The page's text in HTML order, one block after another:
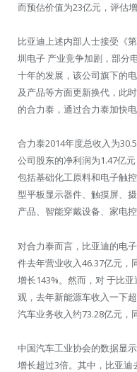
而预估价值为23亿元，评估增
比亚迪上述内部人士接受《
圳电子 产业竞争加剧，部分
十年的发展，该公司旗下的
及产品等方面更新换代，此
的合力泰，通过合力泰加快
合力泰2014年度总收入为
公司股东的净利润为1.47亿
包括基础化工原料和电子触
型平板显示器件、触摸屏、
产品、智能穿戴设备、家电控
对合力泰而言，比亚迪的电
件去年营业收入46.37亿元，
增长143%。然而，对 于比
观，去年新能源车收入一下
汽车业务收入约73.28亿元，
中国汽车工业协会的数据显
增长超过3倍。其中，比亚